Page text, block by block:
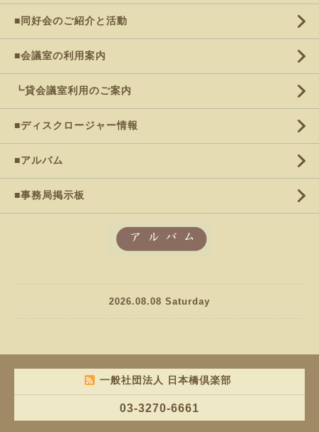
■同好会のご紹介と活動
■会議室の利用案内
┗貸会議室利用のご案内
■ディスクロージャー情報
■アルバム
■事務局掲示板
2026.08.08 Saturday
一般社団法人 日本橋倶楽部
03-3270-6661